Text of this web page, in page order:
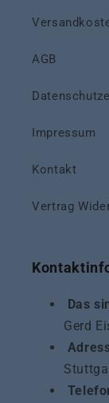
AGB
Impressum
Kontakt
Vertrag
Das
Gerd